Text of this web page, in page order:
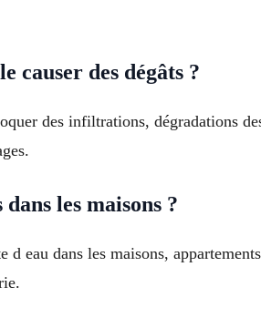
causer des dégâts ?
des infiltrations, dégradations
les maisons ?
eau dans les maisons,